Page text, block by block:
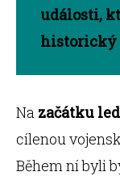
události,
historický
Na začátku
cílenou
Během ní byli